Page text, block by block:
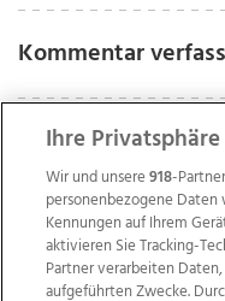
Kommentar
Ihre
Wir und unsere918-
personenbezogene
Kennungen auf Ihrem
aktivieren Sie Tracking-
Partner verarbeiten
aufgeführten Zwecke.